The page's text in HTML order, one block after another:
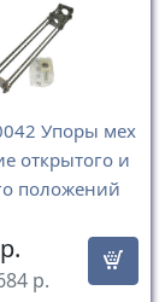
Упоры мех
открытого и
положений
р.
р.